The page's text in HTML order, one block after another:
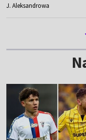
J. Aleksandrowa